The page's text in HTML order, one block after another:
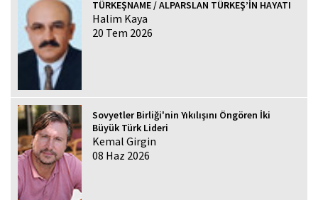
TÜRKEŞNAME / ALPARSLAN TÜRKEŞ’İN HAYATI
Halim Kaya
20 Tem 2026
Sovyetler Birliği'nin Yıkılışını Öngören İki
Büyük Türk Lideri
Kemal Girgin
08 Haz 2026